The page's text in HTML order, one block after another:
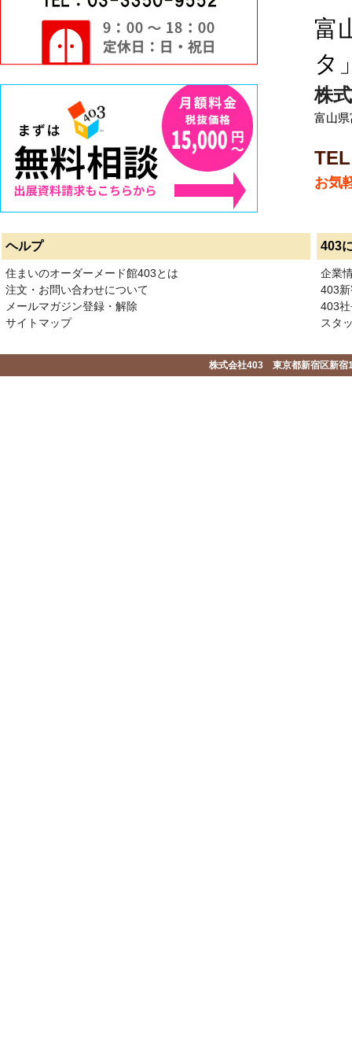
富
タ
株
富山
お気
ヘルプ 403
住まいのオーダーメード館403とは
注文・お問い合わせについて
メールマガジン登録・解除
サイトマップ
企業
403
403
スタ
株式会社403 東京都新宿区新